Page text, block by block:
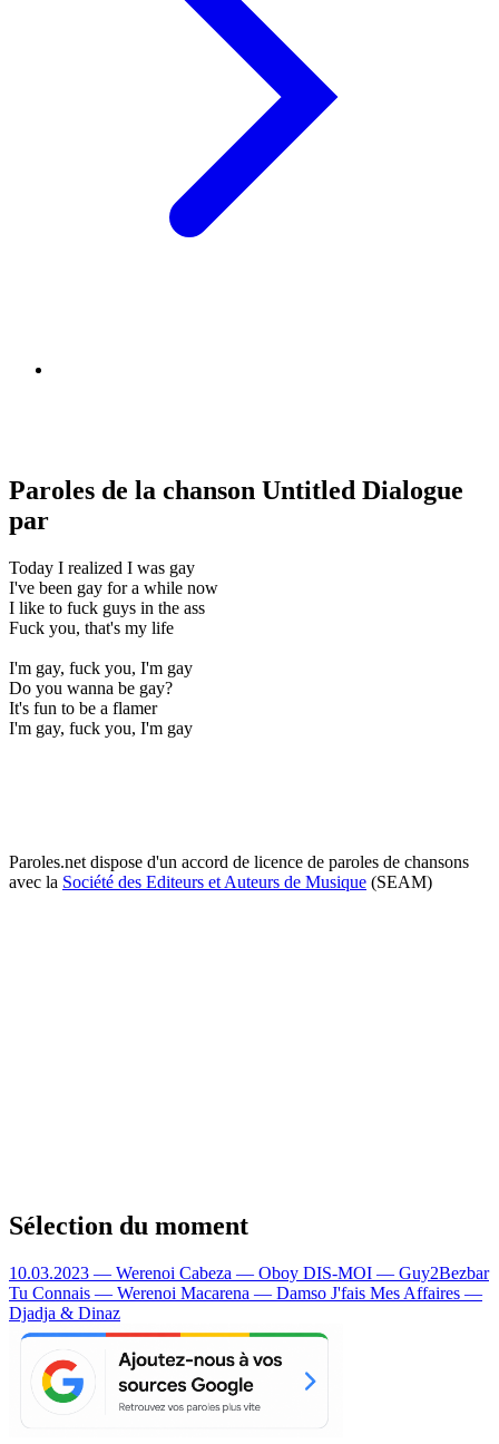
Paroles de la chanson Untitled Dialogue
par
Today I realized I was gay
I've been gay for a while now
I like to fuck guys in the ass
Fuck you, that's my life
I'm gay, fuck you, I'm gay
Do you wanna be gay?
It's fun to be a flamer
I'm gay, fuck you, I'm gay
Paroles.net dispose d'un accord de licence de paroles de chansons
avec la Société des Editeurs et Auteurs de Musique (SEAM)
Sélection du moment
10.03.2023 — Werenoi Cabeza — Oboy DIS-MOI — Guy2Bezbar
Tu Connais — Werenoi Macarena — Damso J'fais Mes Affaires —
Djadja & Dinaz